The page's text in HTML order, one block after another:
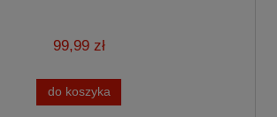
99,99 zł
do koszyka